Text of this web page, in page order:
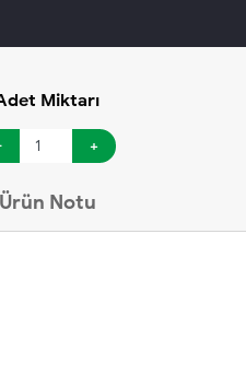
Miktarı
+
Ürün Notu